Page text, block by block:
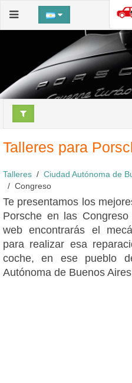
Talleres para
Talleres Ciudad Autónoma de
Congreso
Te presentamos los
Porsche en las
web encontrarás el
para realizar esa
coche, en ese pueblo
Autónoma de Buenos